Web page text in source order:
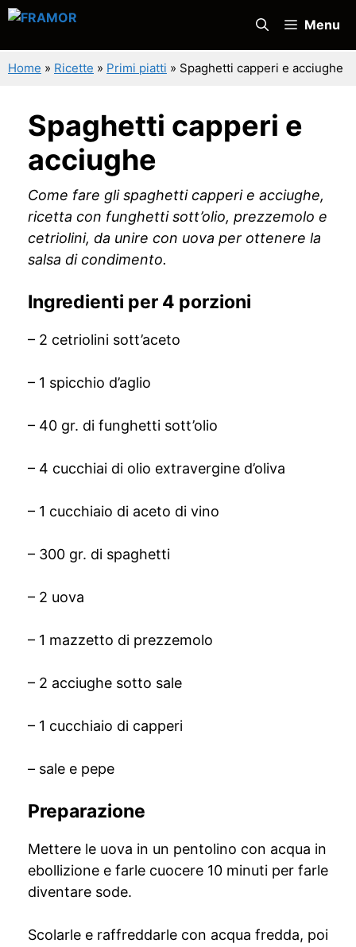
Vai
contenuto
Menu
Home » Ricette » Primi piatti » Spaghetti capperi e acciughe
Spaghetti capperi e
acciughe
Come fare gli spaghetti capperi e acciughe,
ricetta con funghetti sott’olio, prezzemolo e
cetriolini, da unire con uova per ottenere la
salsa di condimento.
Ingredienti per 4 porzioni
– 2 cetriolini sott’aceto
– 1 spicchio d’aglio
– 40 gr. di funghetti sott’olio
– 4 cucchiai di olio extravergine d’oliva
– 1 cucchiaio di aceto di vino
– 300 gr. di spaghetti
– 2 uova
– 1 mazzetto di prezzemolo
– 2 acciughe sotto sale
– 1 cucchiaio di capperi
– sale e pepe
Preparazione
Mettere le uova in un pentolino con acqua in
ebollizione e farle cuocere 10 minuti per farle
diventare sode.
Scolarle e raffreddarle con acqua fredda, poi